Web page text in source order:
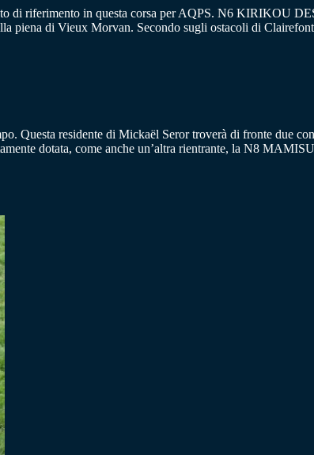
di riferimento in questa corsa per AQPS. N6 KIRIKOU
piena di Vieux Morvan. Secondo sugli ostacoli di
Questa residente di Mickaël Seror troverà di fronte due
dotata, come anche un’altra rientrante, la N8